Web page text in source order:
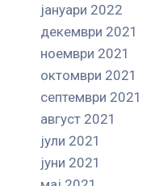
јануари 2022
декември 2021
ноември 2021
октомври 2021
септември 2021
август 2021
јули 2021
јуни 2021